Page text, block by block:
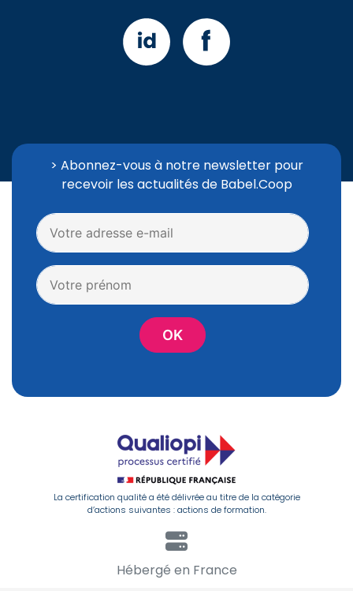
> Abonnez-vous à notre newsletter pour
recevoir les actualités de Babel.Coop
La certification qualité a été délivrée au titre de la catégorie
d’actions suivantes : actions de formation.
Hébergé en France